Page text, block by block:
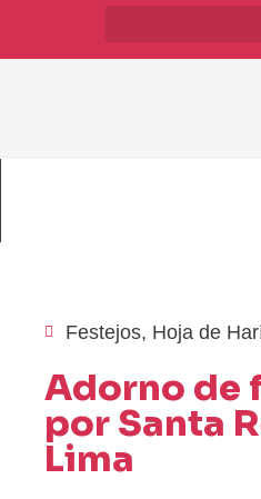
Festejos, Hoja de
Adorno de
por Santa
Lima